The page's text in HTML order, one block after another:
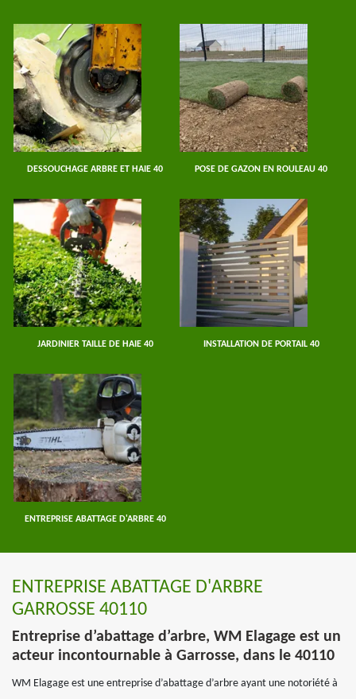
DESSOUCHAGE ARBRE ET HAIE 40 POSE DE GAZON EN ROULEAU 40
JARDINIER TAILLE DE HAIE 40 INSTALLATION DE PORTAIL 40
ENTREPRISE ABATTAGE D'ARBRE 40
ENTREPRISE ABATTAGE D'ARBRE
GARROSSE 40110
Entreprise d’abattage d’arbre, WM Elagage est un
acteur incontournable à Garrosse, dans le 40110
WM Elagage est une entreprise d’abattage d’arbre ayant une notoriété à